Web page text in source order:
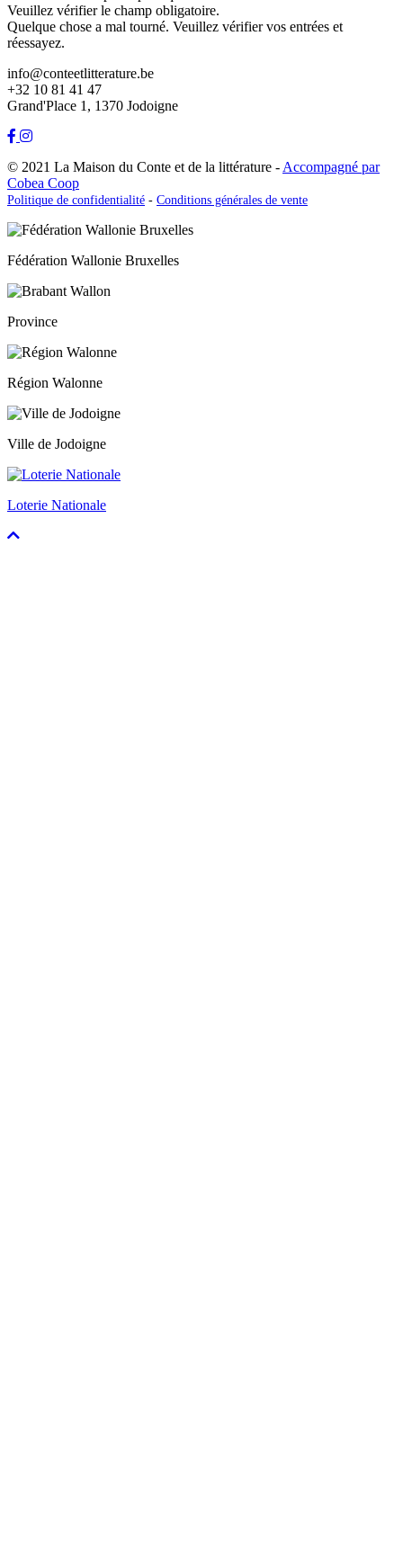
Veuillez vérifier le champ obligatoire.
Quelque chose a mal tourné. Veuillez vérifier vos entrées et
réessayez.
info@conteetlitterature.be
+32 10 81 41 47
Grand'Place 1, 1370 Jodoigne
© 2021 La Maison du Conte et de la littérature - Accompagné par
Cobea Coop
Politique de confidentialité - Conditions générales de vente
Fédération Wallonie Bruxelles
Province
Région Walonne
Ville de Jodoigne
Loterie Nationale
Faire